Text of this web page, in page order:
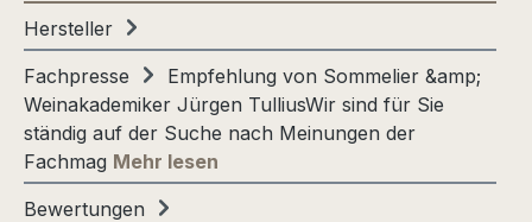
Hersteller
Fachpresse
Empfehlung von Sommelier &amp;
Weinakademiker Jürgen TulliusWir sind für Sie
ständig auf der Suche nach Meinungen der
Fachmag Mehr lesen
Bewertungen